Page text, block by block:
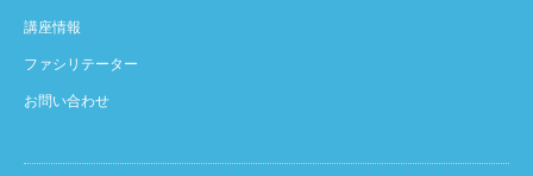
講座情報
ファシリテーター
お問い合わせ